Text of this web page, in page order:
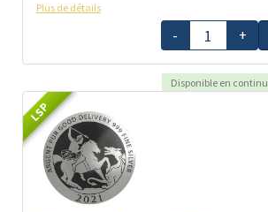
Plus de détails
- +
Disponible en continu
LSP